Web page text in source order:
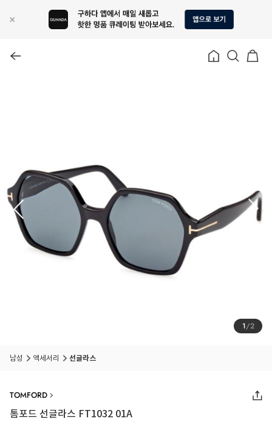
1/2
남성 액세서리 선글라스
TOMFORD
톰포드 선글라스 FT1032 01A